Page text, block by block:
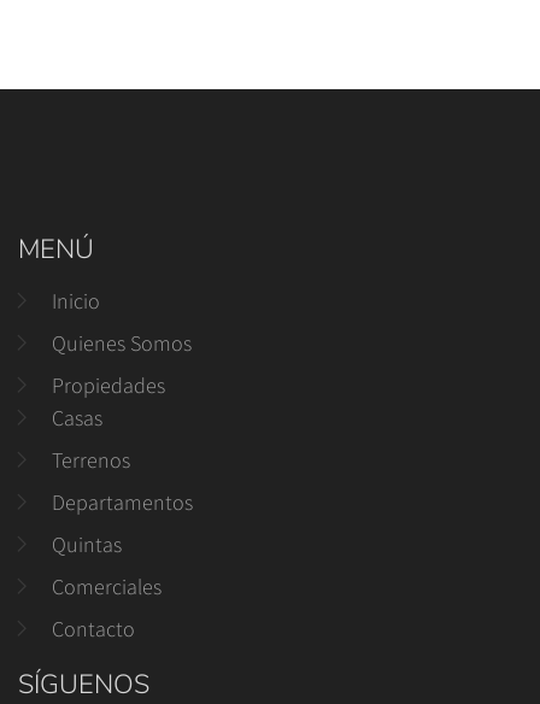
MENÚ
Inicio
Quienes Somos
Propiedades
Casas
Terrenos
Departamentos
Quintas
Comerciales
Contacto
SÍGUENOS